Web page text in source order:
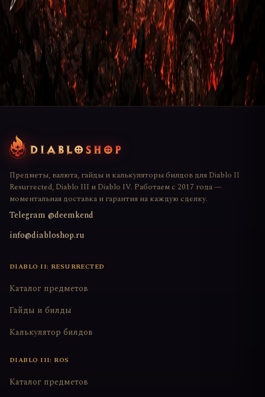
Вар…
Файр Ветровой
2 м
Предметы, валюта, гайды и калькуляторы билдов для Diablo II
Resurrected, Diablo III и Diablo IV. Работаем с 2017 года —
моментальная доставка и гарантия на каждую сделку.
Telegram @deemkend
info@diabloshop.ru
DIABLO II: RESURRECTED
Каталог предметов
Гайды и билды
Калькулятор билдов
DIABLO III: ROS
Каталог предметов